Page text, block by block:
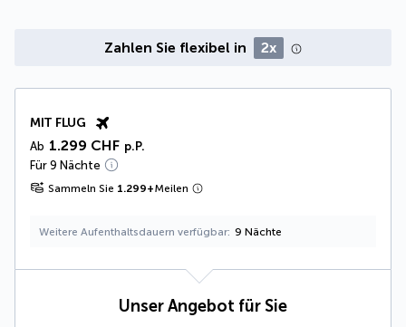
Zahlen Sie flexibel in 2x
MIT FLUG
Ab 1.299 CHF p.P.
Für 9 Nächte
Sammeln Sie 1.299+Meilen
Weitere Aufenthaltsdauern verfügbar 9 Nächte
Unser Angebot für Sie